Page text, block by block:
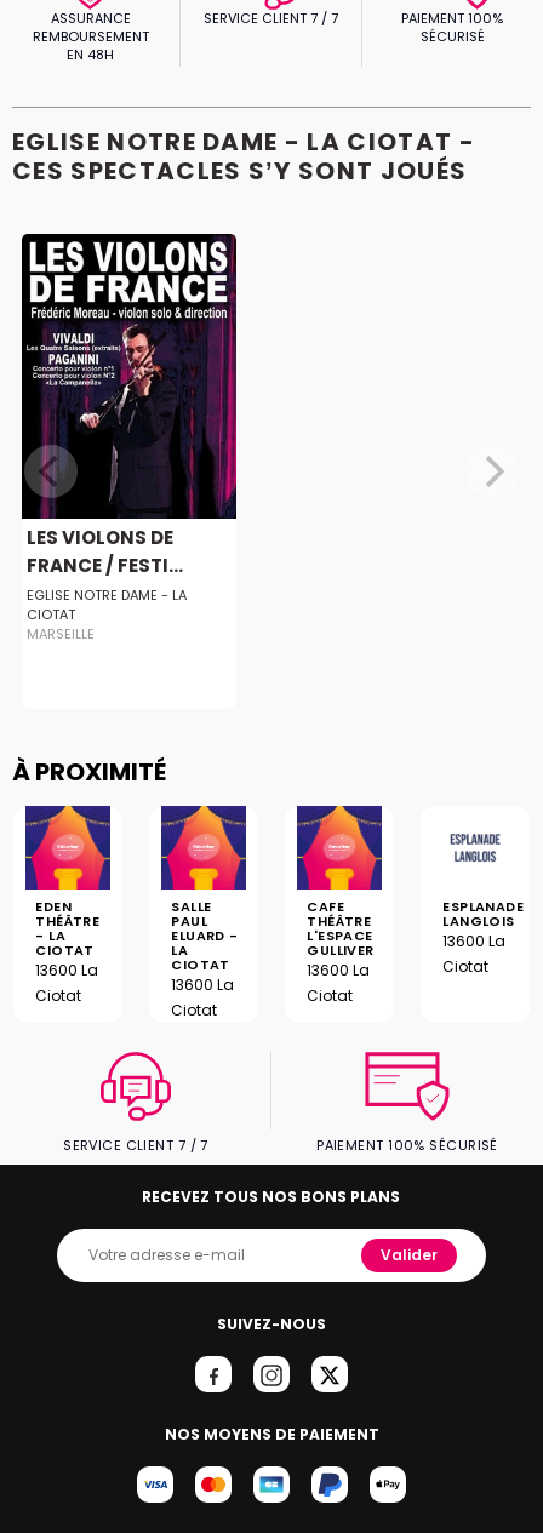
ASSURANCE
REMBOURSEMENT
EN 48H
SERVICE CLIENT 7 / 7
PAIEMENT 100%
SÉCURISÉ
EGLISE NOTRE DAME - LA CIOTAT -
CES SPECTACLES S’Y SONT JOUÉS
LES VIOLONS DE
FRANCE / FESTI...
EGLISE NOTRE DAME - LA
CIOTAT
MARSEILLE
À PROXIMITÉ
EDEN
THÉÂTRE
- LA
CIOTAT
13600 La
Ciotat
SALLE
PAUL
ELUARD -
LA
CIOTAT
13600 La
Ciotat
CAFE
THÉÂTRE
L'ESPACE
GULLIVER
13600 La
Ciotat
ESPLANADE
LANGLOIS
13600 La
Ciotat
SERVICE CLIENT 7 / 7 PAIEMENT 100% SÉCURISÉ
SUIVEZ-NOUS
NOS MOYENS DE PAIEMENT
RECEVEZ TOUS NOS BONS PLANS
Valider